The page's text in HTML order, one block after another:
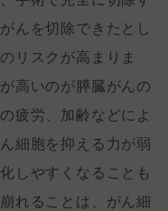
んを切除できたとし
リスクが高まりま
高いのが膵臓がんの
疲労、加齢などによ
細胞を抑える力が弱
しやすくなることも
れることは、がん細